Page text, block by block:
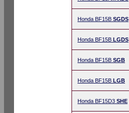
Honda BF15B SGDS
Honda BF15B LGDS
Honda BF15B SGB
Honda BF15B LGB
Honda BF15D3 SHE